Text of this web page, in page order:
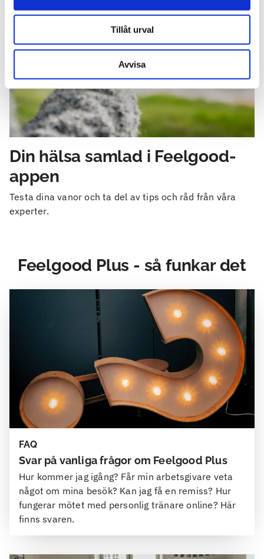
Tillåt urval
Avvisa
Din hälsa samlad i Feelgood-
appen
Testa dina vanor och ta del av tips och råd från våra
experter.
Feelgood Plus - så funkar det
Svar på vanliga frågor om Feelgood Plus
FAQ
Hur kommer jag igång? Får min arbetsgivare veta
något om mina besök? Kan jag få en remiss? Hur
fungerar mötet med personlig tränare online? Här
finns svaren.